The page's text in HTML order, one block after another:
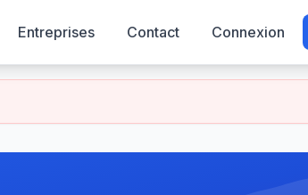
Entreprises Contact Connexion